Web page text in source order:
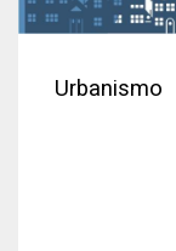
Urbanismo